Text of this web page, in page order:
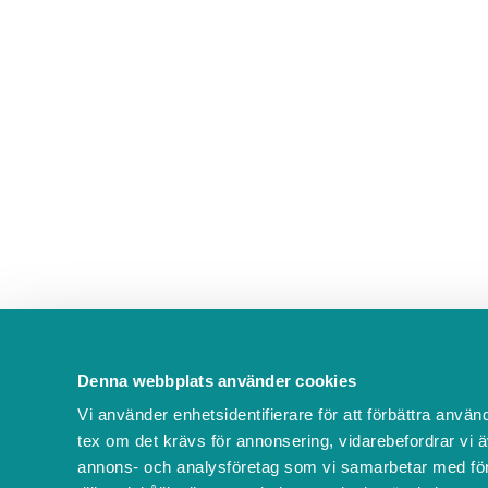
Denna webbplats använder cookies
Vi använder enhetsidentifierare för att förbättra
tex om det krävs för annonsering, vidarebefordrar vi
annons- och analysföretag som vi samarbetar med